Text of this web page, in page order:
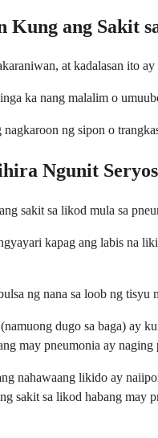
Kung ang Sakit
at kadalasan ito
ka nang malalim o
ng sipon o
Ngunit
sakit sa likod mula sa
kapag ang labis na
ng nana sa loob ng
(namuong dugo sa baga) ay
may pneumonia ay
nahawaang likido ay
sakit sa likod habang may